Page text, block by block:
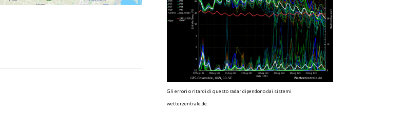
Gli errori o ritardi di questo radar dipendono dai sistemi
wetterzentrale.de.